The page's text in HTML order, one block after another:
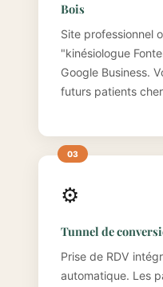
Bois
Site professionnel
"kinésiologue
Google Business.
futurs patients
⚙️
Tunnel de
Prise de RDV
automatique. Les